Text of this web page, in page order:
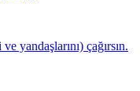
yandaşlarını) çağırsın.